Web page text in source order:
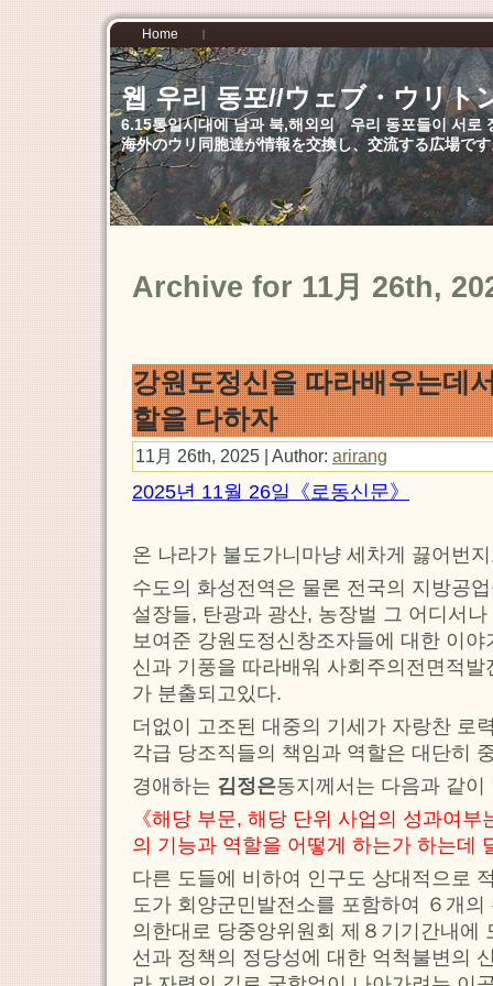
Home
웹 우리 동포//ウェブ・ウリト
6.15통일시대에 남과 북,해외의 우리 동포들이 서로
海外のウリ同胞達が情報を交換し、交流する広場で
Archive for 11月 26th,
강원도정신을 따라배우는데
할을 다하자
11月 26th, 2025 | Author: arirang
2025년 11월 26일《로동신문》
온 나라가 불도가니마냥 세차게 끓어번
수도의 화성전역은 물론 전국의 지방공
설장들, 탄광과 광산, 농장벌 그 어디서
보여준 강원도정신창조자들에 대한 이
신과 기풍을 따라배워 사회주의전면적
가 분출되고있다.
더없이 고조된 대중의 기세가 자랑찬 로
각급 당조직들의 책임과 역할은 대단히
경애하는 김정은동지께서는 다음과 같이
《해당 부문, 해당 단위 사업의 성과여
의 기능과 역할을 어떻게 하는가 하는데
다른 도들에 비하여 인구도 상대적으로
도가 회양군민발전소를 포함하여 ６개
의한대로 당중앙위원회 제８기기간내에
선과 정책의 정당성에 대한 억척불변의